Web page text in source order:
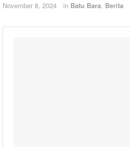
November 8, 2024 in Batu Bara, Berita